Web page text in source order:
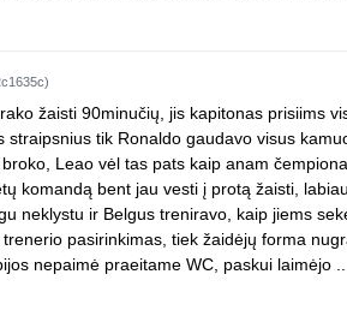
žaisti 90minučių, jis kapitonas prisiims
straipsnius tik Ronaldo gaudavo visus
Leao vėl tas pats kaip anam
komandą bent jau vesti į protą žaisti,
neklystu ir Belgus treniravo, kaip jiems
pasirinkimas, tiek žaidėjų forma
nepaimė praeitame WC, paskui laimėjo ..